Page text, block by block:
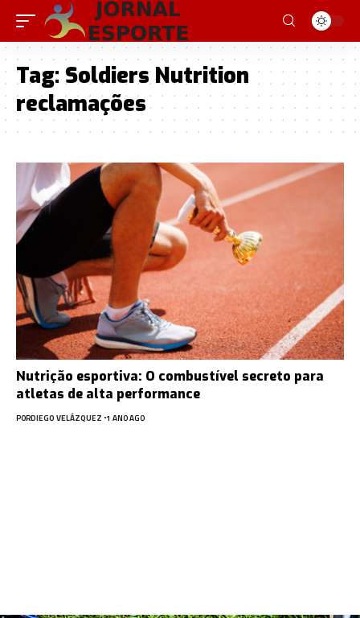
Tag: Soldiers Nutrition
reclamações
Nutrição esportiva: O combustível secreto para
atletas de alta performance
PORDIEGO VELÁZQUEZ 1 ANO AGO